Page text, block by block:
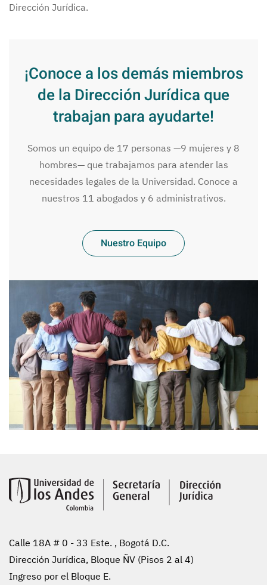
Dirección Jurídica.
¡Conoce a los demás miembros
de la Dirección Jurídica que
trabajan para ayudarte!
Somos un equipo de 17 personas —9 mujeres y 8
hombres— que trabajamos para atender las
necesidades legales de la Universidad. Conoce a
nuestros 11 abogados y 6 administrativos.
Nuestro Equipo
Calle 18A # 0 - 33 Este. , Bogotá D.C.
Dirección Jurídica, Bloque ÑV (Pisos 2 al 4)
Ingreso por el Bloque E.